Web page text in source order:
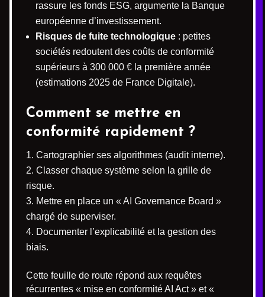
rassure les fonds ESG, argumente la Banque
européenne d’investissement.
Risques de fuite technologique : petites
sociétés redoutent des coûts de conformité
supérieurs à 300 000 € la première année
(estimations 2025 de France Digitale).
Comment se mettre en
conformité rapidement ?
Cartographier ses algorithmes (audit interne).
Classer chaque système selon la grille de
risque.
Mettre en place un « AI Governance Board »
chargé de superviser.
Documenter l’explicabilité et la gestion des
biais.
Cette feuille de route répond aux requêtes
récurrentes « mise en conformité AI Act » et «